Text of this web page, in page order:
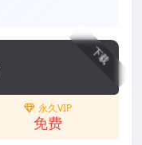
下载
永久VIP
免费